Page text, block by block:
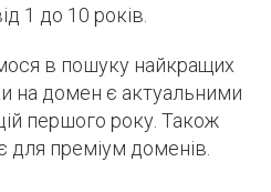
1 до 10 років.
в пошуку найкращих
на домен є актуальними
першого року. Також
для преміум доменів.